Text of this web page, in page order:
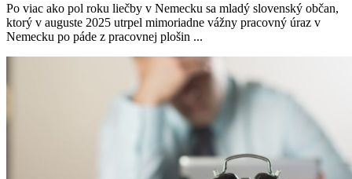
Po viac ako pol roku liečby v Nemecku sa mladý slovenský občan,
ktorý v auguste 2025 utrpel mimoriadne vážny pracovný úraz v
Nemecku po páde z pracovnej plošin ...